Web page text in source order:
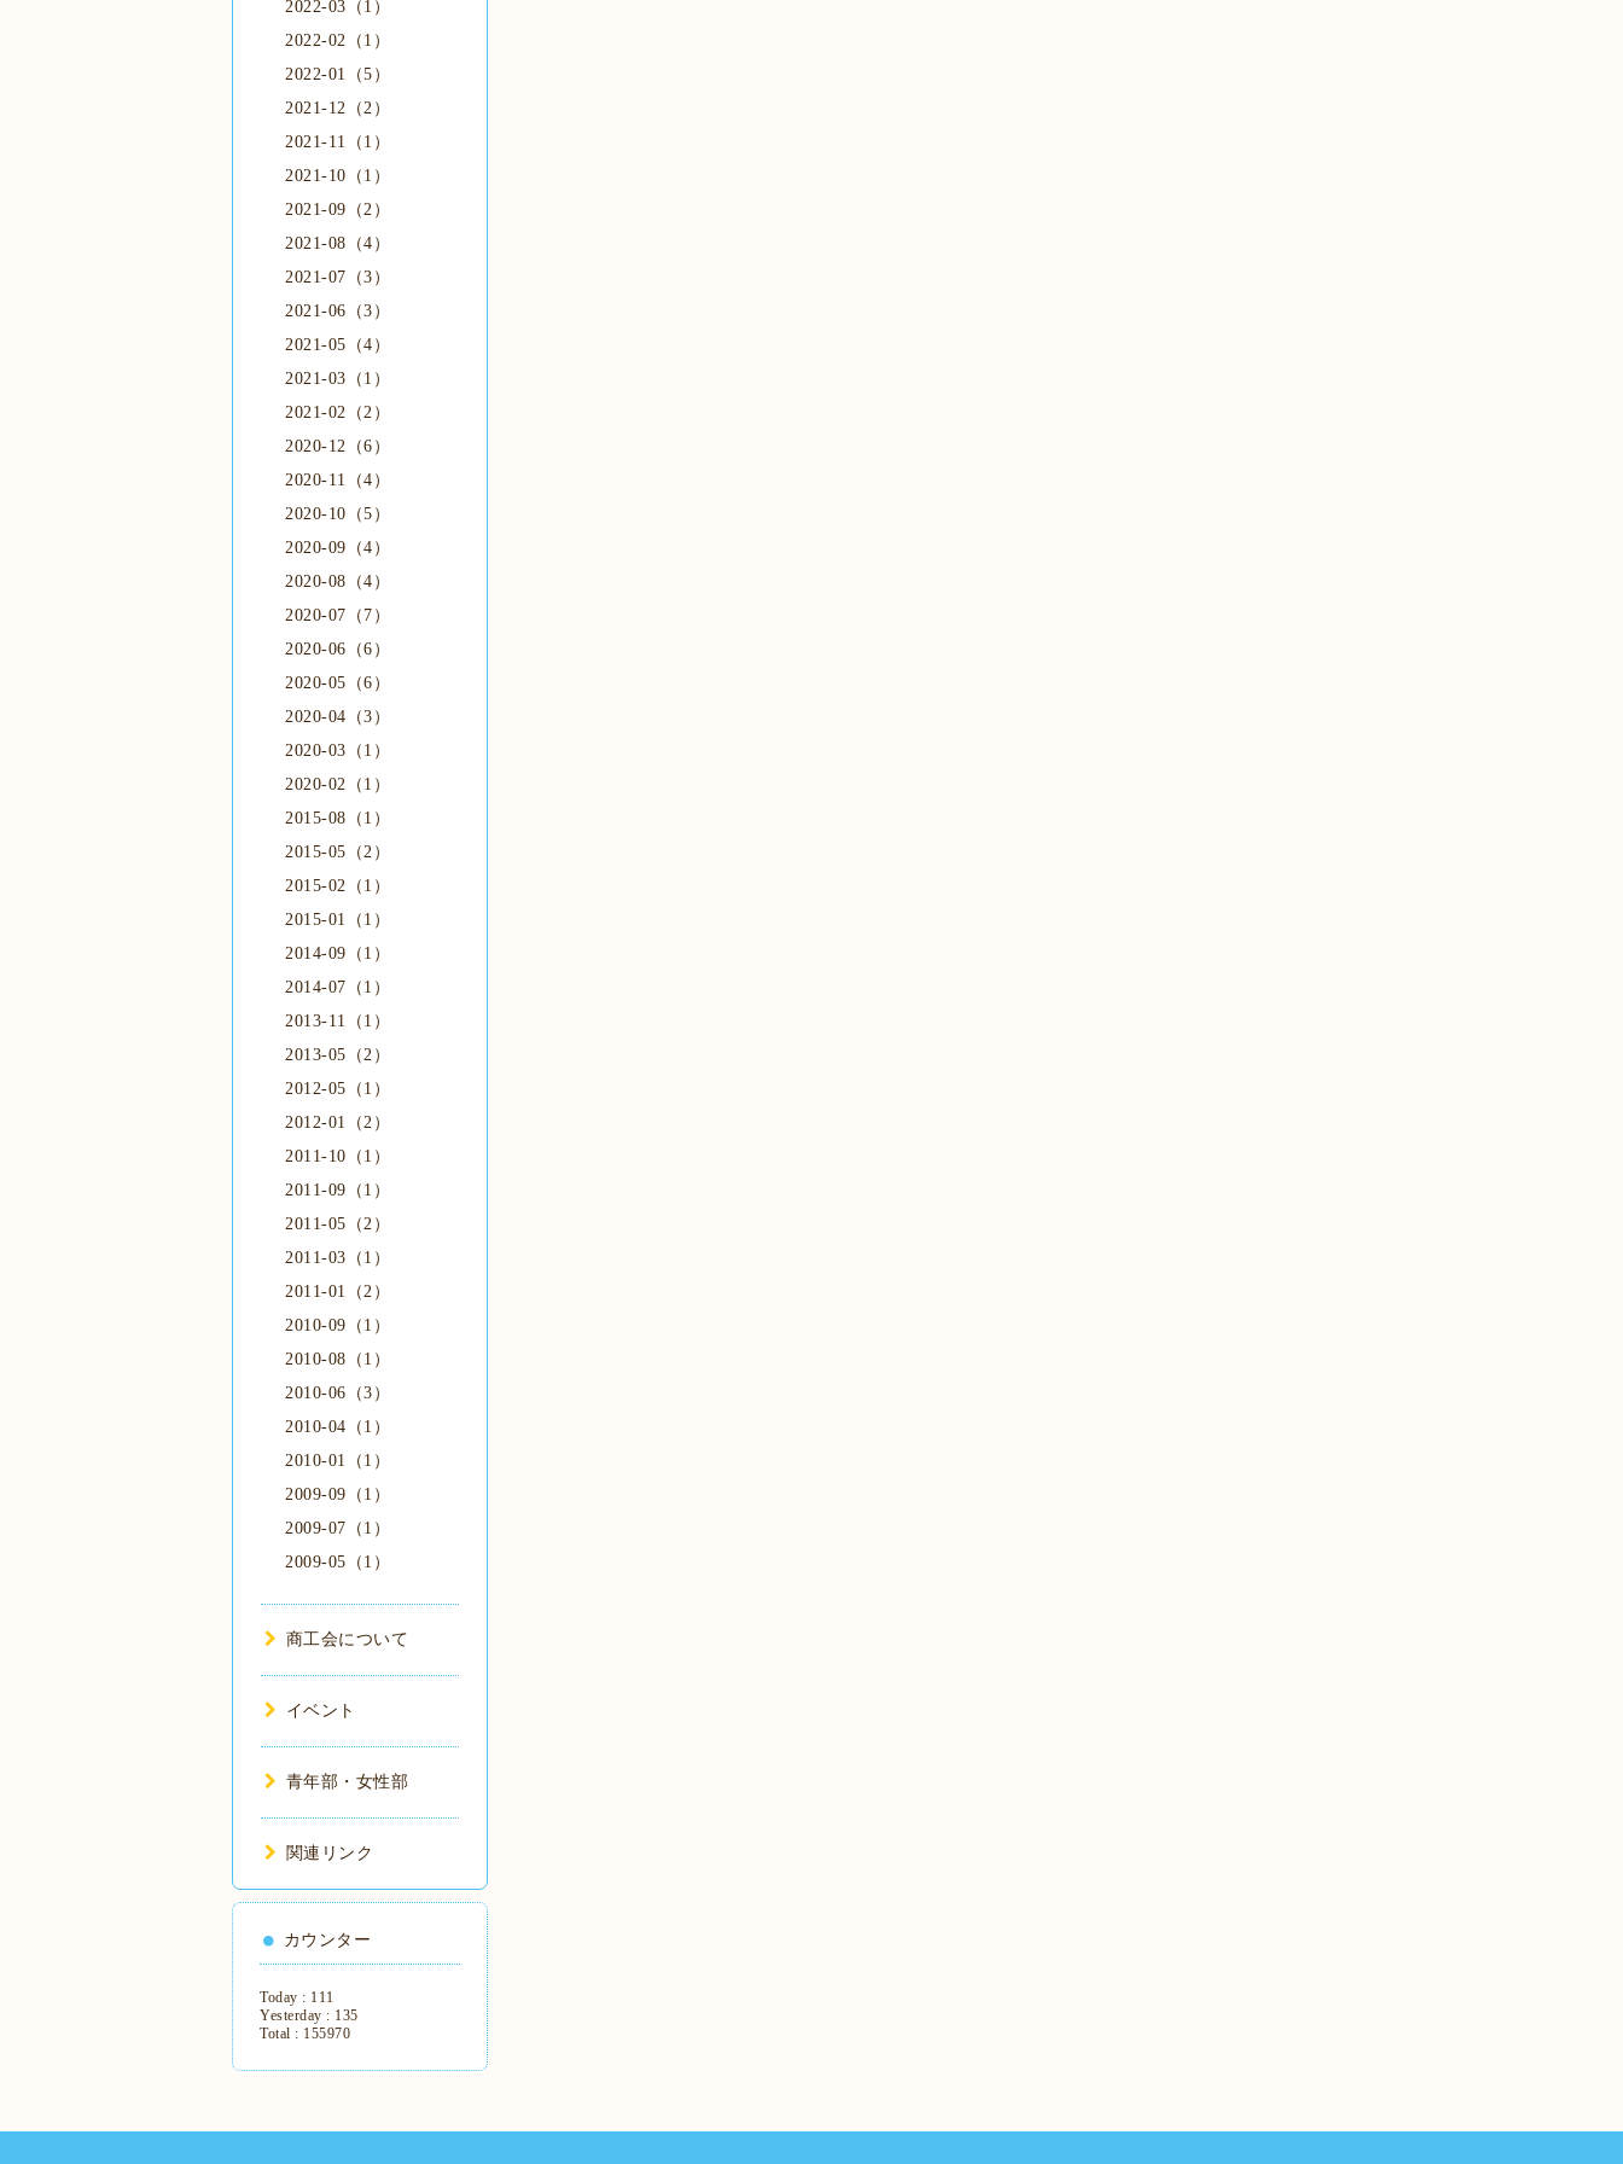
2022-03（1）
2022-02（1）
2022-01（5）
2021-12（2）
2021-11（1）
2021-10（1）
2021-09（2）
2021-08（4）
2021-07（3）
2021-06（3）
2021-05（4）
2021-03（1）
2021-02（2）
2020-12（6）
2020-11（4）
2020-10（5）
2020-09（4）
2020-08（4）
2020-07（7）
2020-06（6）
2020-05（6）
2020-04（3）
2020-03（1）
2020-02（1）
2015-08（1）
2015-05（2）
2015-02（1）
2015-01（1）
2014-09（1）
2014-07（1）
2013-11（1）
2013-05（2）
2012-05（1）
2012-01（2）
2011-10（1）
2011-09（1）
2011-05（2）
2011-03（1）
2011-01（2）
2010-09（1）
2010-08（1）
2010-06（3）
2010-04（1）
2010-01（1）
2009-09（1）
2009-07（1）
2009-05（1）
商工会について
イベント
青年部・女性部
関連リンク
カウンター
Today : 111
Yesterday : 135
Total : 155970